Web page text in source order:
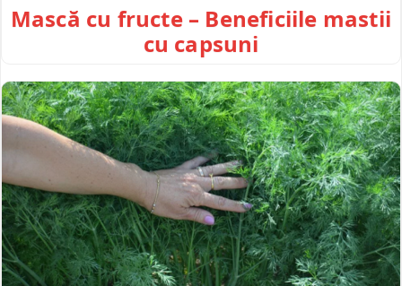
Mască cu fructe – Beneficiile mastii
cu capsuni